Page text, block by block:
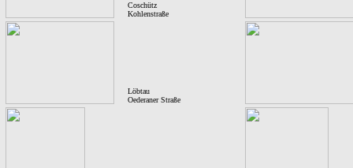
Coschütz
Kohlenstraße
Löbtau
Oederaner Straße